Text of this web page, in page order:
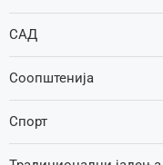
САД
Соопштенија
Спорт